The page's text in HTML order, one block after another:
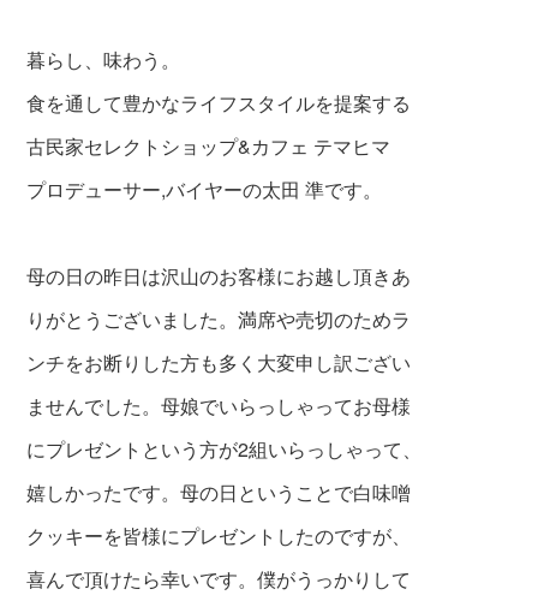
暮らし、味わう。
食を通して豊かなライフスタイルを提案する
古民家セレクトショップ&カフェ テマヒマ
プロデューサー,バイヤーの太田 準です。
母の日の昨日は沢山のお客様にお越し頂きあ
りがとうございました。満席や売切のためラ
ンチをお断りした方も多く大変申し訳ござい
ませんでした。母娘でいらっしゃってお母様
にプレゼントという方が2組いらっしゃって、
嬉しかったです。母の日ということで白味噌
クッキーを皆様にプレゼントしたのですが、
喜んで頂けたら幸いです。僕がうっかりして